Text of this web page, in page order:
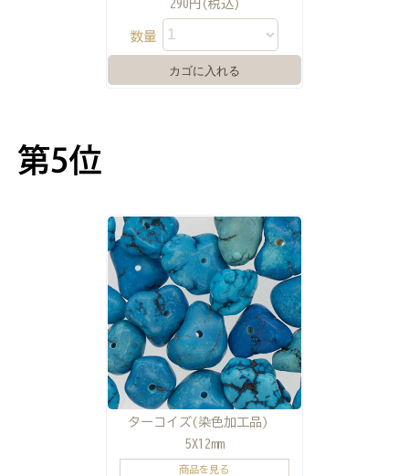
290円(税込)
数量
ターコイズ(染色加工品)
5X12mm
商品を見る